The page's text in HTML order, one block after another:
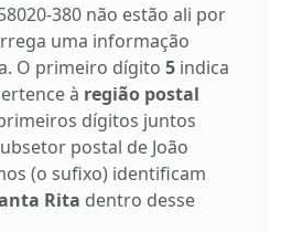
380 não estão ali por
uma informação
O primeiro dígito 5 indica
à região postal
dígitos juntos
postal de João
(o sufixo) identificam
Rita dentro desse